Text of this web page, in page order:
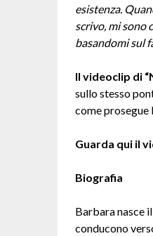
esistenza.
scrivo, mi sono
basandomi sul
Il videoclip di
sullo stesso
come prosegue
Guarda qui il
Biografia
Barbara nasce
conducono